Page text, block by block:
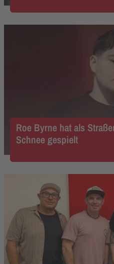
Roe Byrne hat als
Schnee gespielt